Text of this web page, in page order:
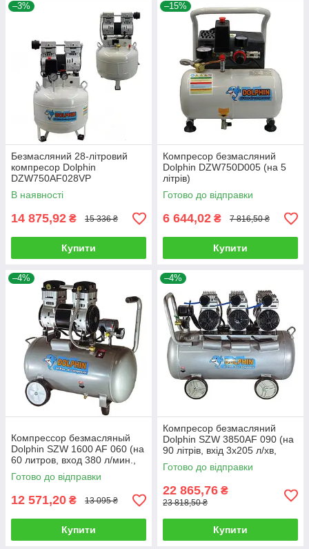
–3%
Безмасляний 28-літровий
компресор Dolphin
DZW750AF028VP
продуктивністю 148 л/хв.
В наявності
14 875,92 ₴ 15 336 ₴
Купити
–15%
Компресор безмасляний
Dolphin DZW750D005 (на 5
літрів)
Готово до відправки
6 644,02 ₴ 7 816,50 ₴
Купити
–4%
Компрессор безмасляный
Dolphin SZW 1600 AF 060 (на
60 литров, вход 380 л/мин.,
выход 235 л/мин.)
Готово до відправки
12 571,20 ₴ 13 095 ₴
Купити
–4%
Компресор безмасляний
Dolphin SZW 3850AF 090 (на
90 літрів, вхід 3х205 л/хв,
вихід 3х125 л/хв.)
Готово до відправки
22 865,76 ₴
23 818,50 ₴
Купити